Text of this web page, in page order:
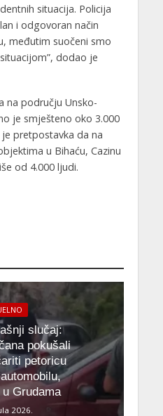
situacija. Policija
i odgovoran način
međutim suočeni smo
dodao je
na području Unsko-
je smješteno oko 3.000
pretpostavka da na
u Bihaću, Cazinu
od 4.000 ljudi.
slučaj:
pokušali
petoricu
Grudama
2026.